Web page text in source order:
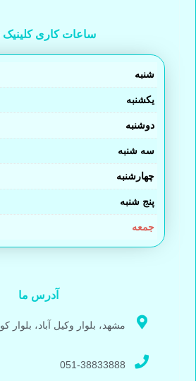
ساعات کاری کلینیک
شنبه
یکشنبه
دوشنبه
سه شنبه
چهارشنبه
پنج شنبه
جمعه
آدرس ما
مشهد، بلوار وکیل آباد، بلوار
051-38833888